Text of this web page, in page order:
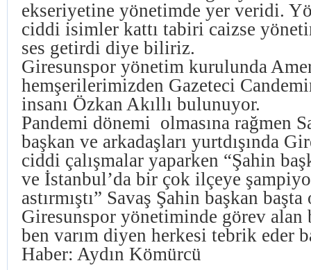
ekseriyetine yönetimde yer veridi.
ciddi isimler kattı tabiri caizse
ses getirdi diye biliriz.
Giresunspor yönetim kurulunda
hemşerilerimizden Gazeteci
insanı Özkan Akıllı bulunuyor.
Pandemi dönemi olmasına rağmen
başkan ve arkadaşları yurtdışında
ciddi çalışmalar yaparken “Şahin
ve İstanbul’da bir çok ilçeye
astırmıştı” Savaş Şahin başkan
Giresunspor yönetiminde görev alan
ben varım diyen herkesi tebrik eder
Haber: Aydın Kömürcü